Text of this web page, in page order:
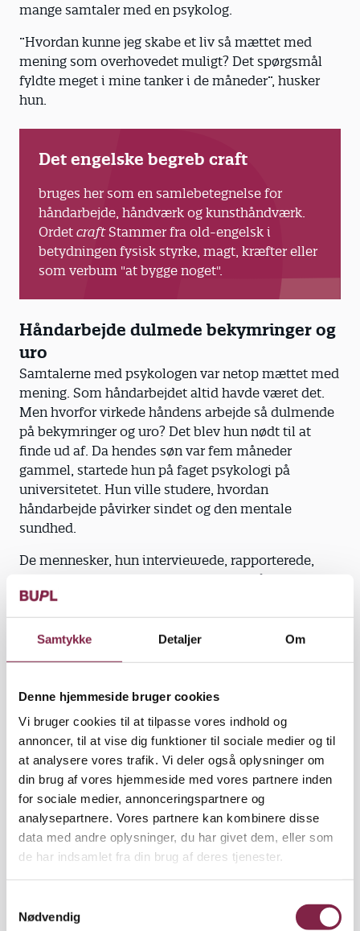
Samtykke Detaljer Om
Denne hjemmeside bruger cookies
Vi bruger cookies til at tilpasse vores indhold og
annoncer, til at vise dig funktioner til sociale medier og til
at analysere vores trafik. Vi deler også oplysninger om
din brug af vores hjemmeside med vores partnere inden
for sociale medier, annonceringspartnere og
analysepartnere. Vores partnere kan kombinere disse
data med andre oplysninger, du har givet dem, eller som
de har indsamlet fra din brug af deres tjenester.
Nødvendig
mange samtaler med en psykolog.
”Hvordan kunne jeg skabe et liv så mættet med
mening som overhovedet muligt? Det spørgsmål
fyldte meget i mine tanker i de måneder”, husker
hun.
Det engelske begreb craft
bruges her som en samlebetegnelse for
håndarbejde, håndværk og kunsthåndværk.
Ordet craftStammer fra old-engelsk i
betydningen fysisk styrke, magt, kræfter eller
som verbum "at bygge noget".
Håndarbejde dulmede bekymringer og
uro
Samtalerne med psykologen var netop mættet med
mening. Som håndarbejdet altid havde været det.
Men hvorfor virkede håndens arbejde så dulmende
på bekymringer og uro? Det blev hun nødt til at
finde ud af. Da hendes søn var fem måneder
gammel, startede hun på faget psykologi på
universitetet. Hun ville studere, hvordan
håndarbejde påvirker sindet og den mentale
sundhed.
De mennesker, hun interviewede, rapporterede,
hvordan alle indre grublerier blev sat på pause, og
hvordan følelser af glæde, håb og stolthed overtog,
når de snittede, hæklede eller arbejdede med andet
håndværk, de havde en passion for.
påvirker kemien i hjernen ved blandt andet at
udløse dopamin og serotonin, som beroliger og gør
os glade, og at håndværkets bevægelser får kroppen
til at falde til ro og åbner et rum for fordybelse, som
er optimalt, når vi vil lære og udvikle os,” forklarer
Anne Kirketerp.
Vil geninddrage håndarbejde i
pædagogisk arbejde
Forskningen vakte opmærksomhed, både
herhjemme og internationalt. Hun har rejst rundt
med budskabet med adskillige foredrag, har oversat
sin bog ’Craft-psykologi – sundhedsfremmende